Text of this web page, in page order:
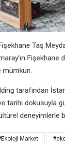
Taş
Fişekhane
mümkün.
tarafından
tarihi dokusuyla
deneyimlerle
Market